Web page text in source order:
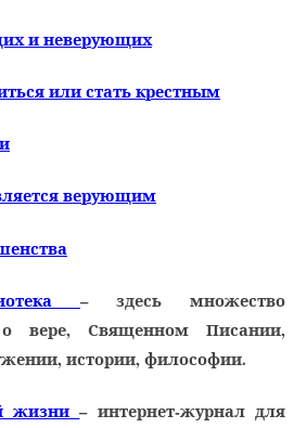
и неверующих
или стать крестным
верующим
– здесь множество
вере, Священном Писании,
истории, философии.
жизни– интернет-журнал для